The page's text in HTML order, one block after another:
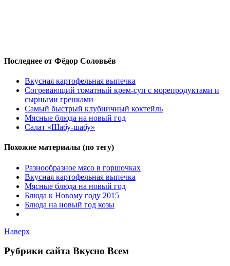
Последнее от Фёдор Соловьёв
Вкусная картофельная выпечка
Согревающий томатный крем-суп с морепродуктами и
сырными гренками
Самый быстрый клубничный коктейль
Мясные блюда на новый год
Салат «Шабу-шабу»
Похожие материалы (по тегу)
Разнообразное мясо в горшочках
Вкусная картофельная выпечка
Мясные блюда на новый год
Блюда к Новому году 2015
Блюда на новый год козы
Наверх
Рубрики сайта Вкусно Всем